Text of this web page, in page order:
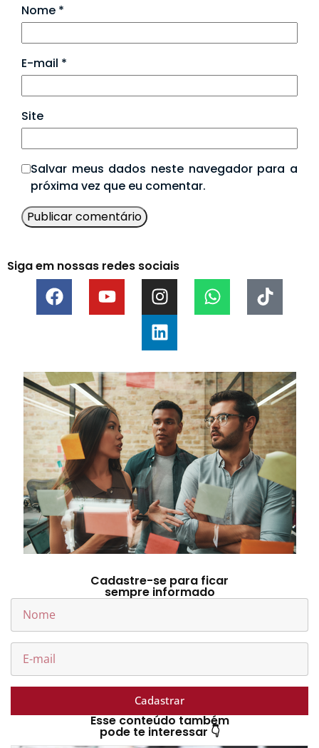
Nome *
E-mail *
Site
Salvar meus dados neste navegador para a
próxima vez que eu comentar.
Siga em nossas redes sociais
Cadastre-se para ficar
sempre informado
Cadastrar
Esse conteúdo também
pode te interessar 👇